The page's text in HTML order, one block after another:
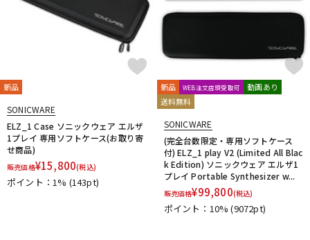
新品
SONICWARE
ELZ_1 Case ソニックウェア エルザ
1プレイ 専用ソフトケース(お取り寄
せ商品)
販売価格¥15,800(税込)
ポイント：1% (143pt)
新品 WEB注文店頭受取可
動画あり
送料無料
SONICWARE
(完全台数限定・専用ソフトケース
付) ELZ_1 play V2 (Limited All Blac
k Edition) ソニックウェア エルザ1
プレイ Portable Synthesizer w...
販売価格¥99,800(税込)
ポイント：10%(9072pt)